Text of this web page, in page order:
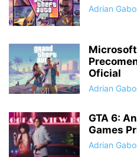
Adrian
Oficial
Adrian
GTA 6:
Games
Adrian